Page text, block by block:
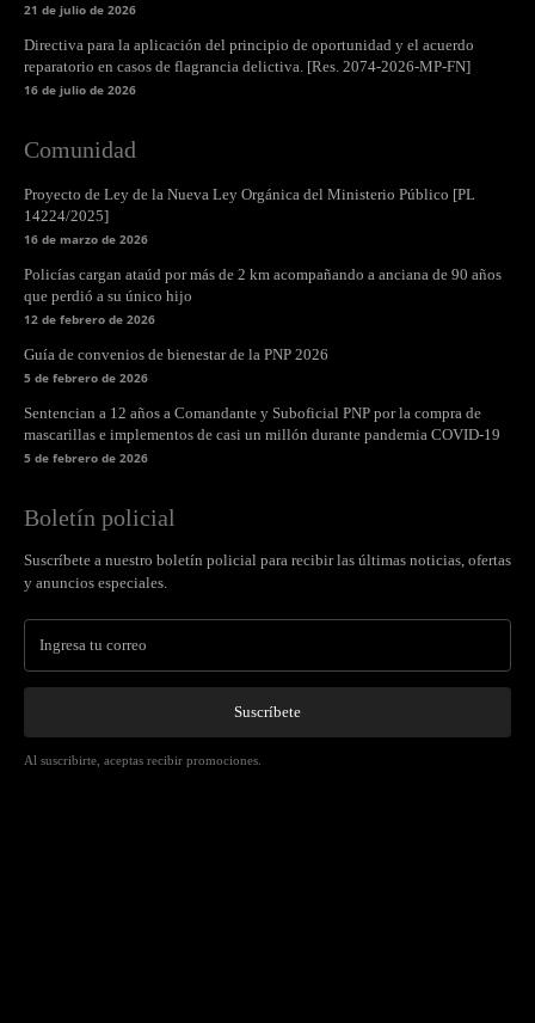
21 de julio de 2026
Directiva para la aplicación del principio de oportunidad y el acuerdo
reparatorio en casos de flagrancia delictiva. [Res. 2074-2026-MP-FN]
16 de julio de 2026
Comunidad
Proyecto de Ley de la Nueva Ley Orgánica del Ministerio Público [PL
14224/2025]
16 de marzo de 2026
Policías cargan ataúd por más de 2 km acompañando a anciana de 90 años
que perdió a su único hijo
12 de febrero de 2026
Guía de convenios de bienestar de la PNP 2026
5 de febrero de 2026
Sentencian a 12 años a Comandante y Suboficial PNP por la compra de
mascarillas e implementos de casi un millón durante pandemia COVID-19
5 de febrero de 2026
Boletín policial
Suscríbete a nuestro boletín policial para recibir las últimas noticias, ofertas
y anuncios especiales.
Suscríbete
Al suscribirte, aceptas recibir promociones.